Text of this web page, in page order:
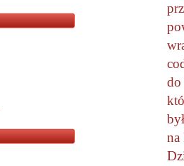
do
na